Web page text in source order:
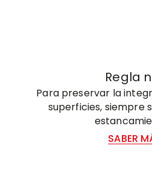
Regla
Para preservar la
superficies, siempre
SABER